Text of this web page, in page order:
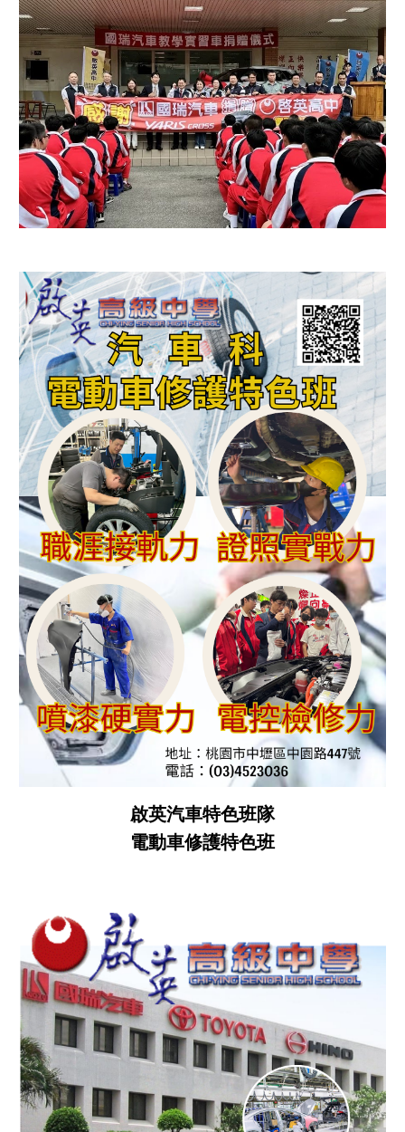
啟英汽車特色班隊
電動車修護特色班